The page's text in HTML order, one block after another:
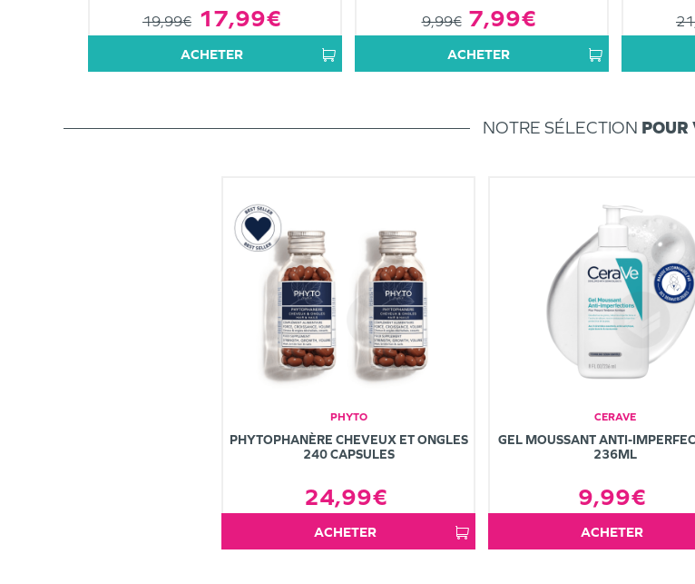
19,99€ 17,99€
ACHETER
9,99€ 7,99€
ACHETER
NOTRE SÉLECTION POUR
PHYTO
PHYTOPHANÈRE CHEVEUX ET ONGLES
240 CAPSULES
24,99€
ACHETER
CERAVE
GEL MOUSSANT ANTI-
236ML
9,99€
ACHETER